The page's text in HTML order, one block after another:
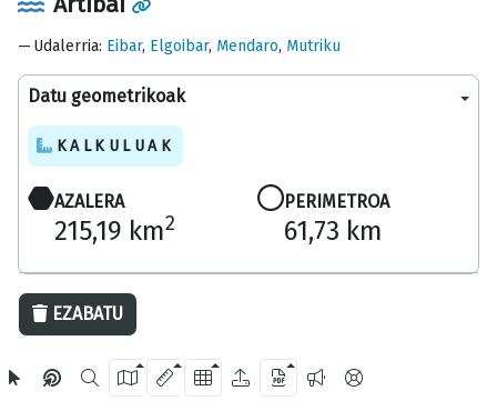
OpenStreetMap
Udalerria: Eibar, Elgoibar, Mendaro, Mutriku
Datu geometrikoak
KALKULUAK
AZALERA
215,19 km2
PERIMETROA
61,73 km
EZABATU